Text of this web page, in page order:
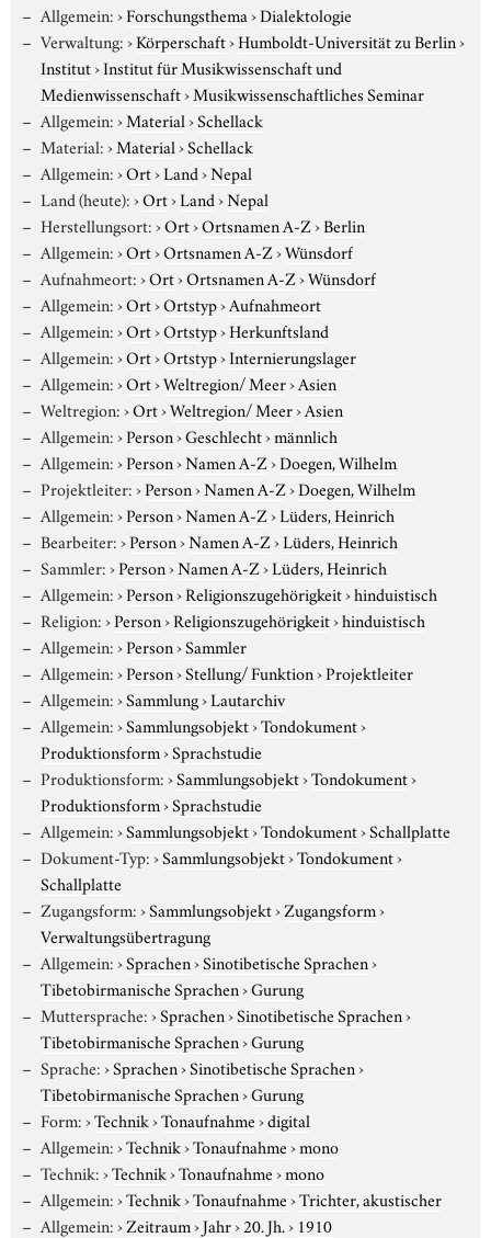
Allgemein:›Forschungsthema›Dialektologie
Verwaltung:›Körperschaft›Humboldt-Universität zu Berlin›
Institut›Institut für Musikwissenschaft und
Medienwissenschaft›Musikwissenschaftliches Seminar
Allgemein:›Material›Schellack
Material:›Material›Schellack
Allgemein:›Ort›Land›Nepal
Land (heute):›Ort›Land›Nepal
Herstellungsort:›Ort›Ortsnamen A-Z›Berlin
Allgemein:›Ort›Ortsnamen A-Z›Wünsdorf
Aufnahmeort:›Ort›Ortsnamen A-Z›Wünsdorf
Allgemein:›Ort›Ortstyp›Aufnahmeort
Allgemein:›Ort›Ortstyp›Herkunftsland
Allgemein:›Ort›Ortstyp›Internierungslager
Allgemein:›Ort›Weltregion/ Meer›Asien
Weltregion:›Ort›Weltregion/ Meer›Asien
Allgemein:›Person›Geschlecht›männlich
Allgemein:›Person›Namen A-Z›Doegen, Wilhelm
Projektleiter:›Person›Namen A-Z›Doegen, Wilhelm
Allgemein:›Person›Namen A-Z›Lüders, Heinrich
Bearbeiter:›Person›Namen A-Z›Lüders, Heinrich
Sammler:›Person›Namen A-Z›Lüders, Heinrich
Allgemein:›Person›Religionszugehörigkeit›hinduistisch
Religion:›Person›Religionszugehörigkeit›hinduistisch
Allgemein:›Person›Sammler
Allgemein:›Person›Stellung/ Funktion›Projektleiter
Allgemein:›Sammlung›Lautarchiv
Allgemein:›Sammlungsobjekt›Tondokument›
Produktionsform›Sprachstudie
Produktionsform:›Sammlungsobjekt›Tondokument›
Produktionsform›Sprachstudie
Allgemein:›Sammlungsobjekt›Tondokument›Schallplatte
Dokument-Typ:›Sammlungsobjekt›Tondokument›
Schallplatte
Zugangsform:›Sammlungsobjekt›Zugangsform›
Verwaltungsübertragung
Allgemein:›Sprachen›Sinotibetische Sprachen›
Tibetobirmanische Sprachen›Gurung
Muttersprache:›Sprachen›Sinotibetische Sprachen›
Tibetobirmanische Sprachen›Gurung
Sprache:›Sprachen›Sinotibetische Sprachen›
Tibetobirmanische Sprachen›Gurung
Form:›Technik›Tonaufnahme›digital
Allgemein:›Technik›Tonaufnahme›mono
Technik:›Technik›Tonaufnahme›mono
Allgemein:›Technik›Tonaufnahme›Trichter, akustischer
Allgemein:›Zeitraum›Jahr›20. Jh.› 1910